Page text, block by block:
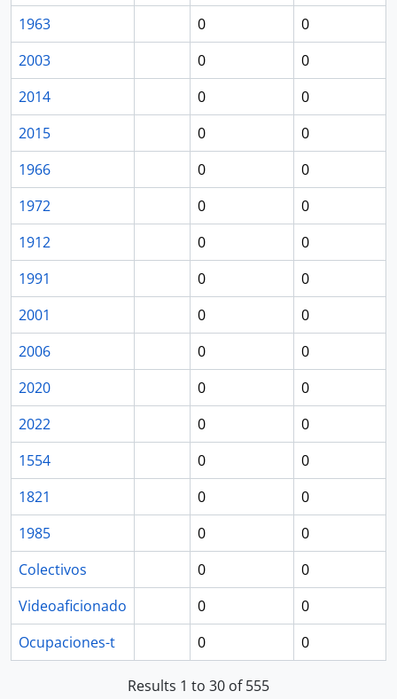
1963
0
0
2003
0
0
2014
0
0
2015
0
0
1966
0
0
1972
0
0
1912
0
0
1991
0
0
2001
0
0
2006
0
0
2020
0
0
2022
0
0
1554
0
0
1821
0
0
1985
0
0
Colectivos
0
0
Videoaficionado
0
0
Ocupaciones-t
0 0
Results 1 to 30 of 555